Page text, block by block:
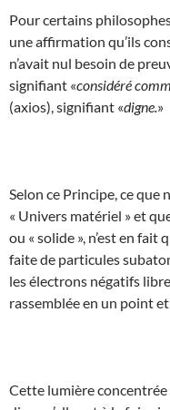
Pour certains
une affirmation qu’ils
n’avait nul besoin de
signifiant «considéré
(axios), signifiant «digne. »
Selon ce Principe, ce que
« Univers matériel » et
ou « solide », n’est en fait
faite de particules
les électrons négatifs
rassemblée en un point
Cette lumière concentrée